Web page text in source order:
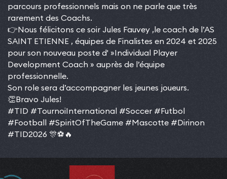
parcours professionnels mais on ne parle que très
rarement des Coachs.
👉Nous félicitons ce soir Jules Fauvey ,le coach de l’AS
SAINT ETIENNE , équipes de Finalistes en 2024 et 2025
pour son nouveau poste d' »Individual Player
Development Coach » auprès de l’équipe
professionnelle.
Son role sera d’accompagner les jeunes joueurs.
👏Bravo Jules!
#TID #TournoiInternational #Soccer #Futbol
#Football #SpiritOfTheGame #Mascotte #Dirinon
#TID2026 🎊⚽️🔥